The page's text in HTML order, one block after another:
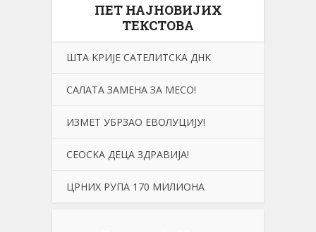
ПЕТ НАЈНОВИЈИХ
ТЕКСТОВА
ШТА KРИЈЕ САТЕЛИТСKА ДНK
САЛАТА ЗАМЕНА ЗА МЕСО!
ИЗМЕТ УБРЗАО ЕВОЛУЦИЈУ!
СЕОСKА ДЕЦА ЗДРАВИЈА!
ЦРНИХ РУПА 170 МИЛИОНА